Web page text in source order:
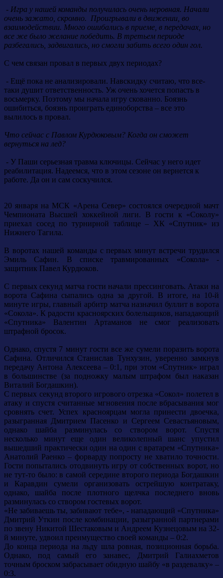
- Игра у нашей команды получилась очень неровная. Начали
очень зажато, скромно. Проигрывали в движении, во
взаимодействии. Много ошибались в приеме, в передачах, но
все же было желание победить. В третьем периоде
разбегались, задвигались, но смогли забить всего один гол.
С чем связан провал в первых двух периодах?
- Ещё пока не анализировали. Навскидку считаю, что все-
таки душит ответственность. Уж очень хочется попасть в
восьмерку. Поэтому мы начала игру скованно. Боязнь
ошибиться, боязнь проиграть единоборства – все это
вылилось в провал.
Что сейчас с Павлом Курдюковым? Когда он сможет
вернуться на лед?
- У Паши серьезная травма ключицы. Сейчас у него идет
реабилитация. Надеемся, что в этом сезоне он вернется к
работе. Да он и сам соскучился.
20 января на МСК «Арена Север» состоялся очередной мачт
Чемпионата Высшей хоккейной лиги. В гости к «Соколу»
приехал сосед по турнирной таблице – ХК «Спутник» из
Нижнего Тагила.
В воротах нашей команды с первых минут встречи трудился
Эмиль Сафин. В списке травмированных «Сокола» -
защитник Павел Курдюков.
С первых секунд матча гости начали прессинговать. Атаки на
ворота Сафина сыпались одна за другой. В итоге, на 10-й
минуте игры, главный арбитр матча назначил буллит в ворота
«Сокола». К радости красноярских болельщиков, нападающий
«Спутника» Валентин Артаманов не смог реализовать
штрафной бросок.
Однако, спустя 7 минут гости все же сумели поразить ворота
Сафина. Отличился Станислав Тунхузин, уверенно замкнув
передачу Антона Алексеева – 0:1, при этом «Спутник» играл
в большинстве (за подножку малым штрафом был наказан
Виталий Богдашкин).
С первых секунд второго игрового отрезка «Сокол» полетел в
атаку и спустя считанные мгновения после вбрасывания мог
сровнять счет. Успех красноярцам могла принести двоечка,
разыгранная Дмитрием Пасенко и Сергеем Севастьяновым,
однако шайба разминулась со створом ворот. Спустя
несколько минут еще один великолепный шанс упустил
вышедший практически один на один с вратарем «Спутника»
Анатолий Раенко – форварду попросту не хватило точности.
Гости попытались отодвинуть игру от собственных ворот, но
не тут-то было: в самой середине второго периода Богдашкин
и Каравдин сумели организовать острейшую контратаку,
однако, шайба после плотного щелчка последнего вновь
разминулась со створом гостевых ворот.
«Не забиваешь ты, забивают тебе», - нападающий «Спутника»
Дмитрий Уткин после комбинации, разыгранной партнерами
по звену Никитой Шестаковым и Андреем Кузнецовым на 32-
й минуте, удвоил преимущество своей команды – 0:2.
До конца периода на льду шла ровная, позиционная борьба.
Однако, под самый его занавес, Дмитрий Галиахметов
точным броском забрасывает обидную шайбу «в раздевалку» –
0:3.